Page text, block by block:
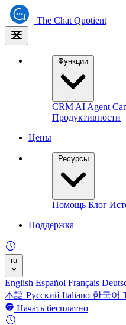
The Chat Quotient
Функции
CRM AI Agent
Продуктивности
Цены
Ресурсы
Помощь Блог
Поддержка
ru
English Español Français
本語 Русский Italiano 한국어
Начать бесплатно